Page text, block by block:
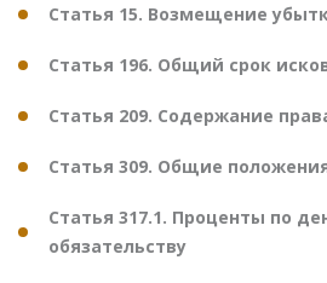
Статья 15. Возмещение
Статья 196. Общий срок
Статья 209. Содержание
Статья 309. Общие
Статья 317.1. Проценты по
обязательству